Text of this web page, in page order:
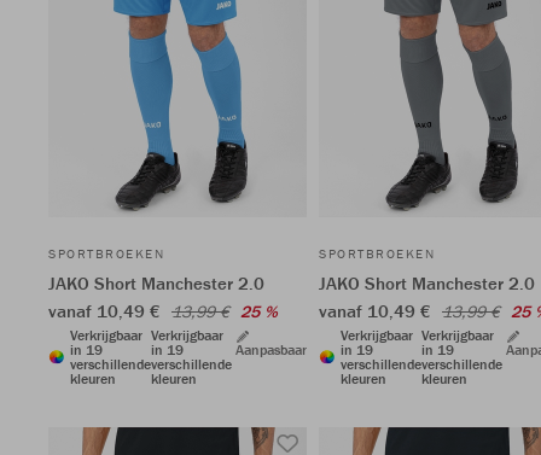
SPORTBROEKEN
JAKO Short Manchester 2.0
vanaf 10,49 € 13,99 € 25 %
Verkrijgbaar
in 19
verschillende
kleuren
Verkrijgbaar
in 19
verschillende
kleuren
Aanpasbaar
SPORTBROEKEN
JAKO Short Manchester 2.0
vanaf 10,49 € 13,99 € 25
Verkrijgbaar
in 19
verschillende
kleuren
Verkrijgbaar
in 19
verschillende
kleuren